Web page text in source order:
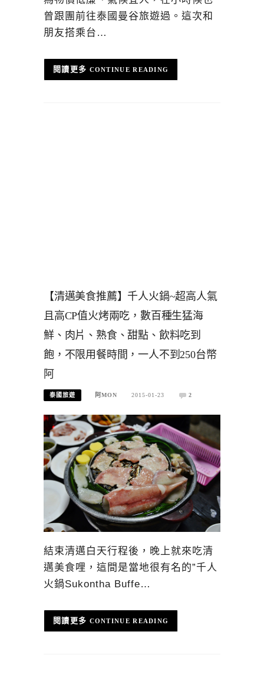
曾跟團前往泰國曼谷旅遊過。這次和
朋友搭乘台…
CONTINUE READING
【清邁美食推薦】千人火鍋~超高人氣
且高CP值火烤兩吃，數百種生猛海
鮮、肉片、熟食、甜點、飲料吃到
飽，不限用餐時間，一人不到250台幣
阿
泰國旅遊 阿MON 2015-01-23 2
結束清邁白天行程後，晚上就來吃清
邁美食哩，這間是當地很有名的”千人
火鍋Sukontha Buffe…
CONTINUE READING